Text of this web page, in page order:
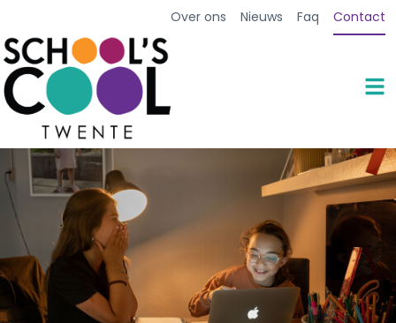
Over ons Nieuws Faq Contact